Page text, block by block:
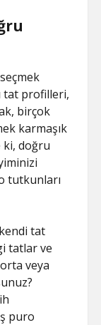
tat profilleri,
birçok
karmaşık
ki, doğru
tutkunları
tat
tatlar ve
veya
puro